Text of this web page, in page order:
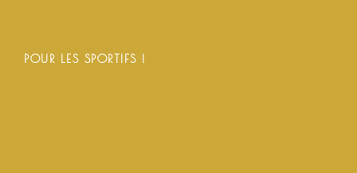
POUR LES SPORTIFS !